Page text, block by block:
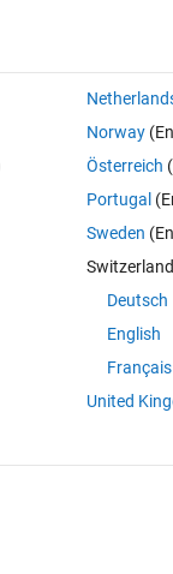
Norway
Österreich
Portugal
Sweden
Switzerland
Deutsch
English
Français
United
Informativa sulla
Inc.